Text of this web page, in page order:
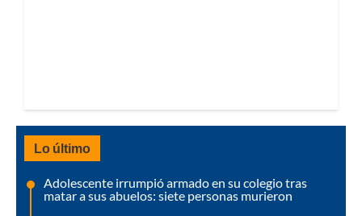
Lo último
Adolescente irrumpió armado en su colegio tras
matar a sus abuelos: siete personas murieron